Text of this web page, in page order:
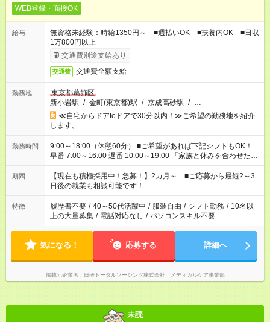
WEB登録・面接OK
給与
無資格未経験：時給1350円～ ■週払いOK ■扶養内OK ■日収
1万800円以上
交通費別途支給あり
交通費 交通費全額支給
勤務地
東京都葛飾区
新小岩駅 / 金町(東京都)駅 / 京成高砂駅 / …
≪自宅からドアtoドアで30分以内！≫ご希望の勤務地を紹介
します。
勤務時間
9:00～18:00（休憩60分） ■ご希望があれば下記シフトもOK！
早番 7:00～16:00 遅番 10:00～19:00 「家族と休みを合わせた
い」 「余裕を持って夕飯の準備がしたい」 「できれば残業はし
たくない」 など、ご希望を教えてくださいね。 ※Wワーク希望
の方へ 今ご覧のお仕事で希望する勤務時間と、もう1つのお仕事
の勤務時間。 合計で週40時間を超える場合は応募できません。
期間
【現在も積極採用中！急募！】2カ月～ ■ご応募から最短2～3
日後の就業も相談可能です！
特徴 履歴書不要 / 40～50代活躍中 / 服装自由 / シフト勤務 / 10名以
上の大量募集 / 電話対応なし / パソコンスキル不要
気になる！ 応募する 詳細へ
掲載元企業名 日研トータルソーシング株式会社 メディカルケア事業部
未読